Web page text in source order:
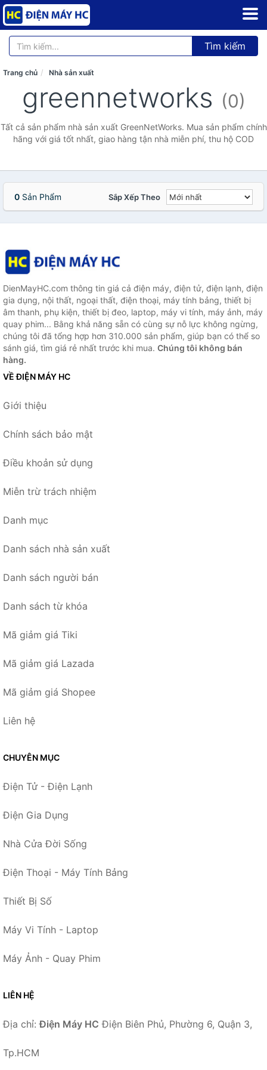
Tìm kiếm
Trang chủ Nhà sản xuất
greennetworks (0)
Tất cả sản phẩm nhà sản xuất GreenNetWorks. Mua sản phẩm chính
hãng với giá tốt nhất, giao hàng tận nhà miễn phí, thu hộ COD
0 Sản Phẩm Sắp Xếp Theo
DienMayHC.com thông tin giá cả điện máy, điện tử, điện lạnh, điện
gia dụng, nội thất, ngoại thất, điện thoại, máy tính bảng, thiết bị
âm thanh, phụ kiện, thiết bị đeo, laptop, máy vi tính, máy ảnh, máy
quay phim... Bằng khả năng sẵn có cùng sự nỗ lực không ngừng,
chúng tôi đã tổng hợp hơn 310.000 sản phẩm, giúp bạn có thể so
sánh giá, tìm giá rẻ nhất trước khi mua. Chúng tôi không bán
hàng.
VỀ ĐIỆN MÁY HC
Giới thiệu
Chính sách bảo mật
Điều khoản sử dụng
Miễn trừ trách nhiệm
Danh mục
Danh sách nhà sản xuất
Danh sách người bán
Danh sách từ khóa
Mã giảm giá Tiki
Mã giảm giá Lazada
Mã giảm giá Shopee
Liên hệ
CHUYÊN MỤC
Điện Tử - Điện Lạnh
Điện Gia Dụng
Nhà Cửa Đời Sống
Điện Thoại - Máy Tính Bảng
Thiết Bị Số
Máy Vi Tính - Laptop
Máy Ảnh - Quay Phim
LIÊN HỆ
Địa chỉ:Điện Máy HC Điện Biên Phủ, Phường 6, Quận 3,
Tp.HCM